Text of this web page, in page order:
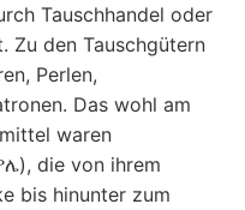
Tauschhandel oder
Zu den Tauschgütern
Perlen,
Das wohl am
waren
die von ihrem
bis hinunter zum